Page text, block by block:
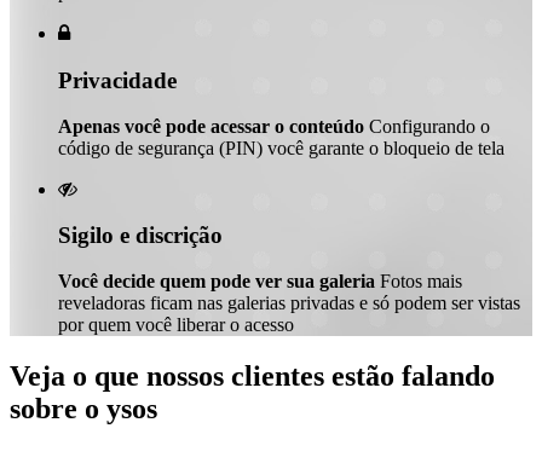

Privacidade
Apenas você pode acessar o conteúdo Configurando o
código de segurança (PIN) você garante o bloqueio de tela

Sigilo e discrição
Você decide quem pode ver sua galeria Fotos mais
reveladoras ficam nas galerias privadas e só podem ser vistas
por quem você liberar o acesso
Veja o que nossos clientes estão falando
sobre o ysos